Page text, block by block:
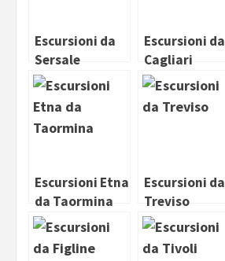
Escursioni da
Sersale
Escursioni da
Cagliari
Escursioni Etna
da Taormina
Escursioni da
Treviso